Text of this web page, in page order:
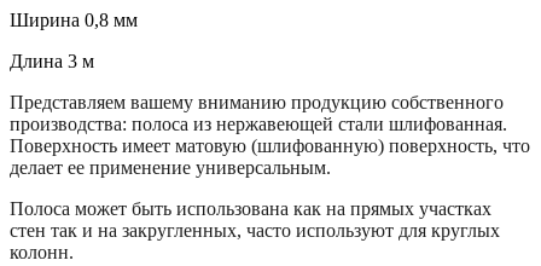
Ширина 0,8 мм
Длина 3 м
Представляем вашему вниманию продукцию собственного
производства: полоса из нержавеющей стали шлифованная.
Поверхность имеет матовую (шлифованную) поверхность, что
делает ее применение универсальным.
Полоса может быть использована как на прямых участках
стен так и на закругленных, часто используют для круглых
колонн.